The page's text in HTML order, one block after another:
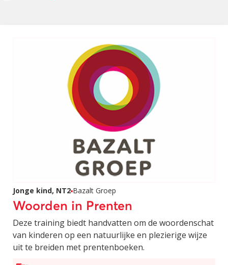
Jonge kind, NT2 Bazalt Groep
Woorden in Prenten
Deze training biedt handvatten om de woordenschat
van kinderen op een natuurlijke en plezierige wijze
uit te breiden met prentenboeken.